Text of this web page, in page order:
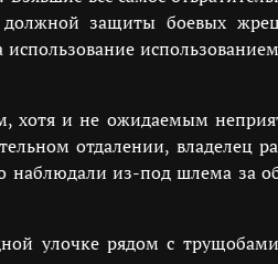
защиты боевых
хотя и не ожидаемым
отдалении, владелец
наблюдали из-под шлема за
улочке рядом с